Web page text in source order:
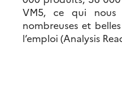
VM5, ce qui nous
nombreuses et
l’emploi (Analysis